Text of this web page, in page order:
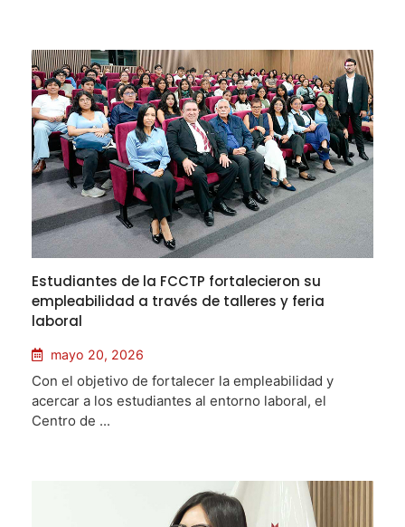
Estudiantes de la FCCTP fortalecieron su
empleabilidad a través de talleres y feria
laboral
mayo 20, 2026
Con el objetivo de fortalecer la empleabilidad y
acercar a los estudiantes al entorno laboral, el
Centro de ...